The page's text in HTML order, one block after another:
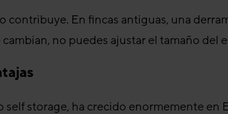
contribuye. En fincas antiguas, una
no puedes ajustar el tamaño del
self storage, ha crecido enormemente en